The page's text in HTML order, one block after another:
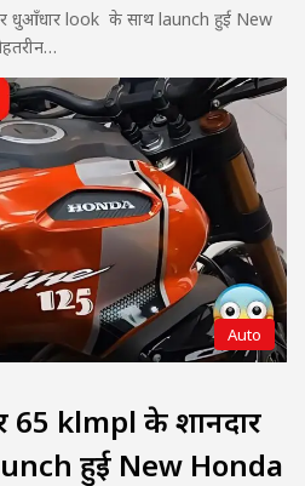
धुआँधार look के साथ launch हुई New
Auto
klmpl के शानदार
हुई New Honda